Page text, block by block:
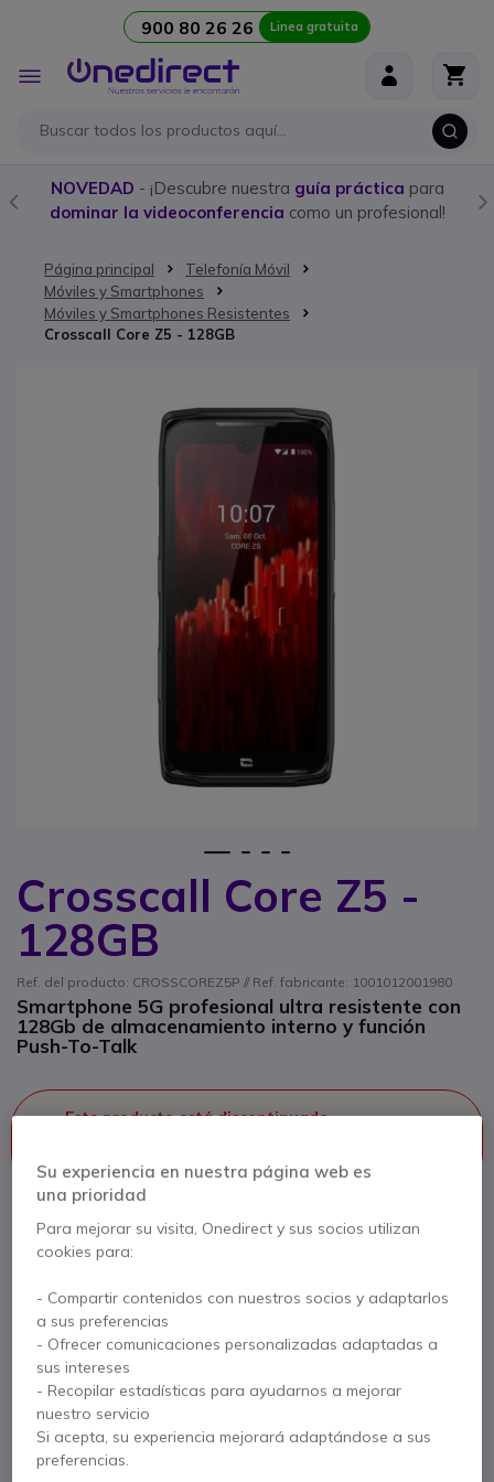
900 80 26 26 Linea gratuita
Toggle
Nav
NOVEDAD - ¡Descubre nuestra guía práctica para
dominar la videoconferencia como un profesional!
Página principal
Telefonía Móvil
Móviles y Smartphones
Móviles y Smartphones Resistentes
Crosscall Core Z5 - 128GB
Crosscall Core Z5 -
128GB
Ref. del producto: CROSSCOREZ5P // Ref. fabricante: 1001012001980
Smartphone 5G profesional ultra resistente con
128Gb de almacenamiento interno y función
Push-To-Talk
Este producto está discontinuado
Z5 128Go
648,95 €
496,95 €
Ver producto alternativo
Contacte a nuestros expertos -
Saltar al comienzo de la galería de imágenes
Su experiencia en nuestra página web es
una prioridad
Para mejorar su visita, Onedirect y sus socios utilizan
cookies para:
- Compartir contenidos con nuestros socios y adaptarlos
a sus preferencias
- Ofrecer comunicaciones personalizadas adaptadas a
sus intereses
- Recopilar estadísticas para ayudarnos a mejorar
nuestro servicio
Si acepta, su experiencia mejorará adaptándose a sus
preferencias.